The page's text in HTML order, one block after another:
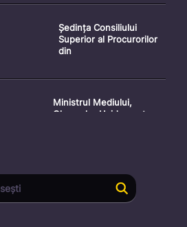
Ședința Consiliului
Superior al Procurorilor
din
Ministrul Mediului,
Gheorghe Hajder, este
Consultări publice privind
proiectul de lege pent